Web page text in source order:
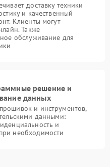
доставку техники
и качественный
Клиенты могут
Также
обслуживание для
решение и
данных
и инструментов,
данными:
и
необходимости